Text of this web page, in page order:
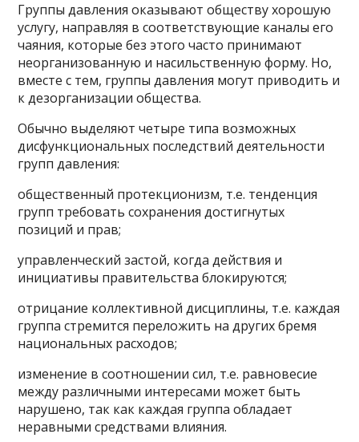
Группы давления оказывают обществу хорошую
услугу, направляя в соответствующие каналы его
чаяния, которые без этого часто принимают
неорганизованную и насильственную форму. Но,
вместе с тем, группы давления могут приводить и
к дезорганизации общества.
Обычно выделяют четыре типа возможных
дисфункциональных последствий деятельности
групп давления:
общественный протекционизм, т.е. тенденция
групп требовать сохранения достигнутых
позиций и прав;
управленческий застой, когда действия и
инициативы правительства блокируются;
отрицание коллективной дисциплины, т.е. каждая
группа стремится переложить на других бремя
национальных расходов;
изменение в соотношении сил, т.е. равновесие
между различными интересами может быть
нарушено, так как каждая группа обладает
неравными средствами влияния.